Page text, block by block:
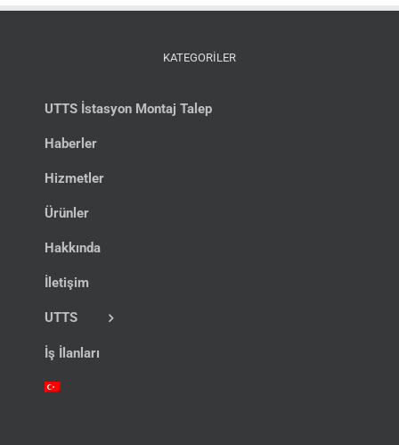
KATEGORİLER
UTTS İstasyon Montaj Talep
Haberler
Hizmetler
Ürünler
Hakkında
İletişim
UTTS
İş İlanları